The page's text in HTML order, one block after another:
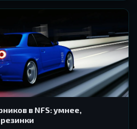
в NFS: умнее,